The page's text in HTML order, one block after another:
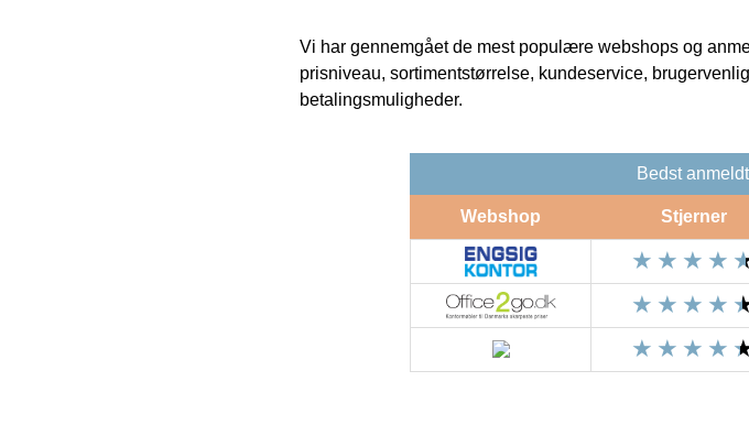
Vi har gennemgået de mest populære webshops og
prisniveau, sortimentstørrelse, kundeservice,
betalingsmuligheder.
Bedst
Webshop Stjerner